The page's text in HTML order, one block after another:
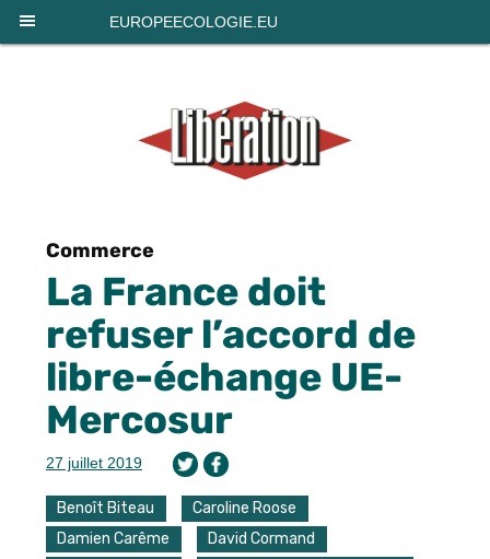
EUROPEECOLOGIE.EU
Commerce
La France doit
refuser l’accord de
libre-échange UE-
Mercosur
27 juillet 2019
Benoît Biteau
Caroline Roose
Damien Carême
David Cormand